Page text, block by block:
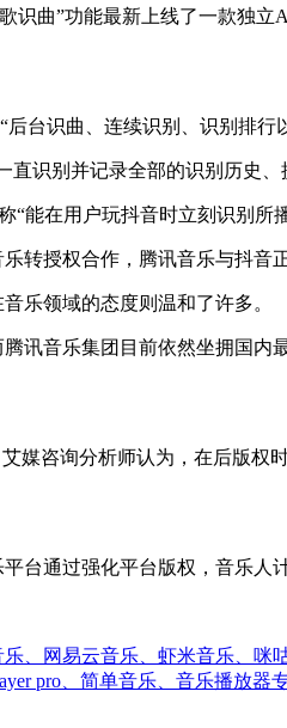
”功能最新上线了一款独立
识曲、连续识别、识别排行
别并记录全部的识别历史、
在用户玩抖音时立刻识别所播
授权合作，腾讯音乐与抖音
领域的态度则温和了许多。
音乐集团目前依然坐拥国内
咨询分析师认为，在后版权
通过强化平台版权，音乐人
、网易云音乐、虾米音乐、咪
pro、简单音乐、音乐播放